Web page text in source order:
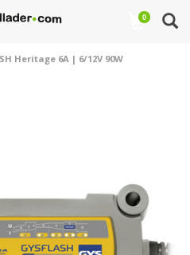
0
Heritage 6A | 6/12V 90W